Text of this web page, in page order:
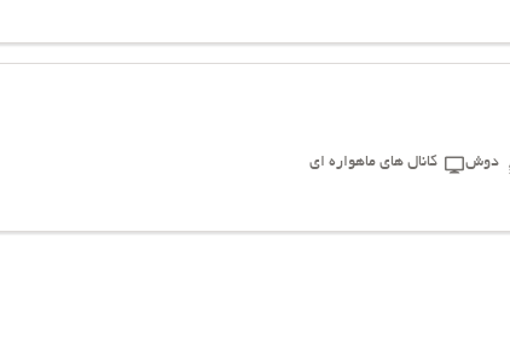
دوش کانال های ماهواره ای